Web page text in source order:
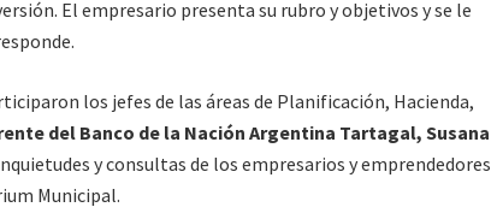
El empresario presenta su rubro y objetivos y se le
los jefes de las áreas de Planificación, Hacienda,
del Banco de la Nación Argentina Tartagal, Susana
y consultas de los empresarios y emprendedores
Municipal.